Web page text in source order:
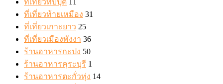
ที่เที่ยวทับปุด 11
ที่เที่ยวท้ายเหมือง 31
ที่เที่ยวเกาะยาว 25
ที่เที่ยวเมืองพังงา 36
ร้านอาหารกะปง 50
ร้านอาหารคุระบุรี 1
ร้านอาหารตะกั่วทุ่ง 14